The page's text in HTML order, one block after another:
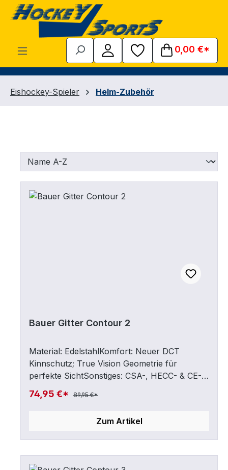
Zum Hauptinhalt springen
0,00 €*
Eishockey-Spieler Helm-Zubehör
Bauer Gitter Contour 2
Material: EdelstahlKomfort: Neuer DCT
Kinnschutz; True Vision Geometrie für
perfekte SichtSonstiges: CSA-, HECC- & CE-
zertifiziert
74,95 €* 89,95 €*
Zum Artikel